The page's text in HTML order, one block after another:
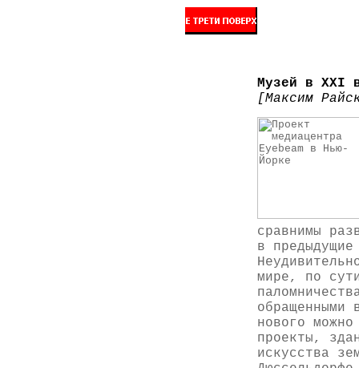
Музей в ХХI
[Максим
сравнимы
в
мире, по
обращенными
нового
проекты,
искусства